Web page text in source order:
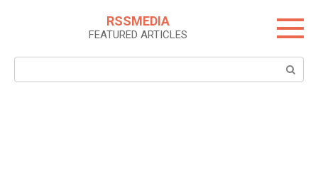
RSSMEDIA
FEATURED ARTICLES
Search: